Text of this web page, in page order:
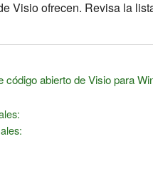
Visio ofrecen. Revisa la
código abierto de Visio para